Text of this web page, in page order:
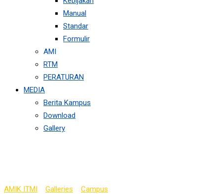
Manual
Standar
Formulir
AMI
RTM
PERATURAN
MEDIA
Berita Kampus
Download
Gallery
AMIK ITMI Galleries Campus